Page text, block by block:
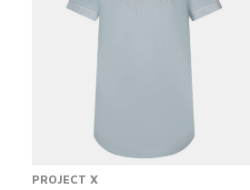
PROJECT X